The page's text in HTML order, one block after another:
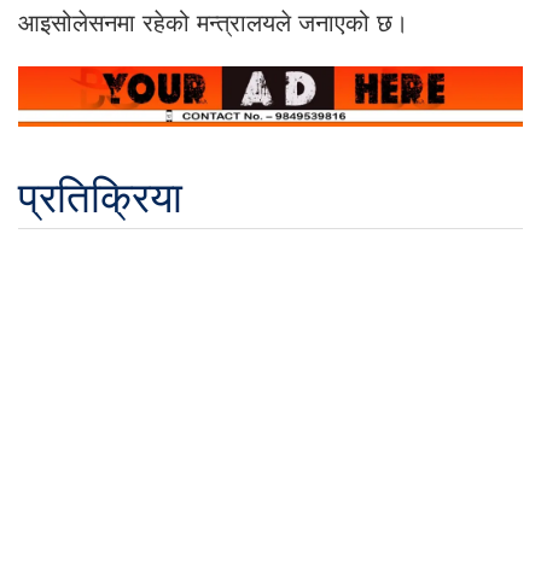
आइसोलेसनमा रहेको मन्त्रालयले जनाएको छ।
प्रतिक्रिया